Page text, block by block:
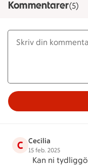
Kommentarer(5)
C Cecilia
15 feb. 2025
Kan ni